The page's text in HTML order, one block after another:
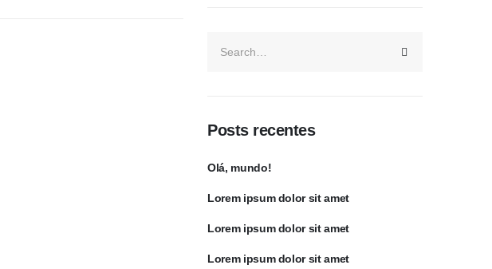
Posts recentes
Olá, mundo!
Lorem ipsum dolor sit amet
Lorem ipsum dolor sit amet
Lorem ipsum dolor sit amet